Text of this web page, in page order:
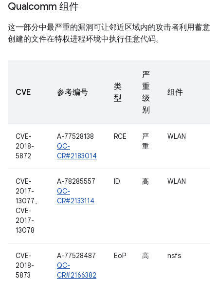
Qualcomm 组件
这一部分中最严重的漏洞可让邻近区域内的攻击者利用蓄意
创建的文件在特权进程环境中执行任意代码。
CVE 参考编号
类
型
严
重
级
别
组件
CVE-
2018-
5872
A-77528138
QC-
CR#2183014
RCE
严
重
WLAN
CVE-
2017-
13077、
CVE-
2017-
13078
A-78285557
QC-
CR#2133114
ID 高 WLAN
CVE-
2018-
5873
A-77528487
QC-
CR#2166382
EoP 高 nsfs